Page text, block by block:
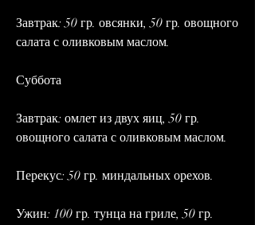
Завтрак: 50 гр. овсянки, 50 гр. овощного
салата с оливковым маслом.
Суббота
Завтрак: омлет из двух яиц, 50 гр.
овощного салата с оливковым маслом.
Перекус: 50 гр. миндальных орехов.
Ужин: 100 гр. тунца на гриле, 50 гр.